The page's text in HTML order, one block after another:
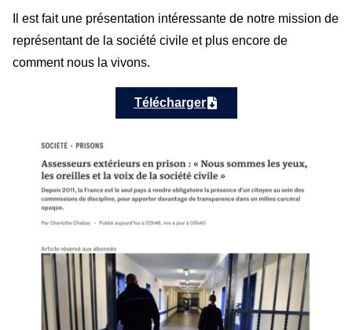
Il est fait une présentation intéressante de notre mission de
représentant de la société civile et plus encore de
comment nous la vivons.
Télécharger